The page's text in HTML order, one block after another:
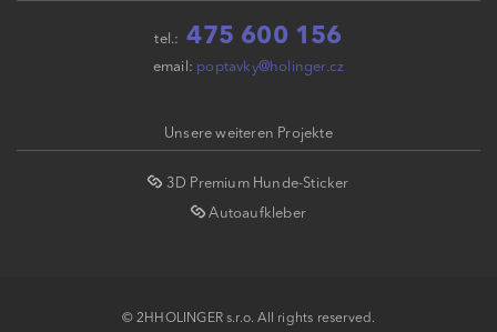
tel.: 475 600 156
email: poptavky@holinger.cz
Unsere weiteren Projekte
3D Premium Hunde-Sticker
Autoaufkleber
© 2HHOLINGER s.r.o. All rights reserved.